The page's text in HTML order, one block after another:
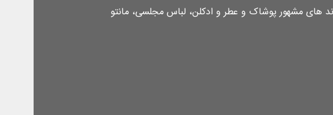
های مشهور پوشاک و عطر و ادکلن، لباس مجلسی، مانتو